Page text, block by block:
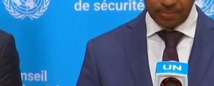
الشرق الإخبارية (ملحق) حرب إيران وإسرائيل